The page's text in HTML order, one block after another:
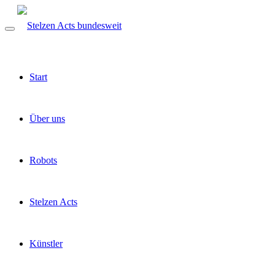
Start
Über uns
Robots
Stelzen Acts
Künstler